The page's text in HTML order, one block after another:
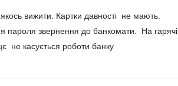
вижити. Картки давності не мають.
звернення до банкомати. На гарячі
не касується роботи банку